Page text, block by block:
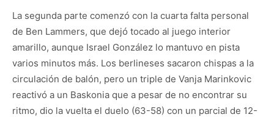
La segunda parte comenzó con la cuarta falta personal
de Ben Lammers, que dejó tocado al juego interior
amarillo, aunque Israel González lo mantuvo en pista
varios minutos más. Los berlineses sacaron chispas a la
circulación de balón, pero un triple de Vanja Marinkovic
reactivó a un Baskonia que a pesar de no encontrar su
ritmo, dio la vuelta el duelo (63-58) con un parcial de 12-